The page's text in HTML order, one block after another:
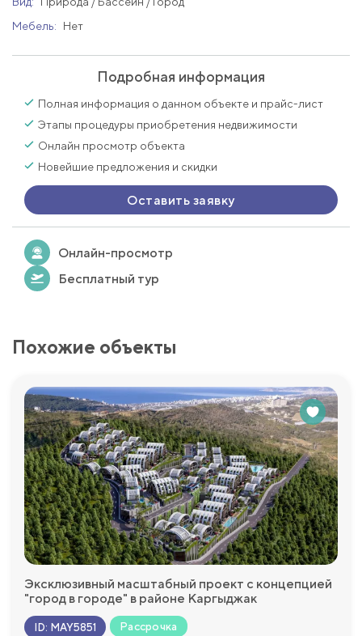
Мебель:
Нет
Подробная информация
Полная информация о данном объекте и прайс-лист
Этапы процедуры приобретения недвижимости
Онлайн просмотр объекта
Новейшие предложения и скидки
Оставить заявку
Онлайн-просмотр
Бесплатный тур
Похожие объекты
Эксклюзивный масштабный проект с концепцией
"город в городе" в районе Каргыджак
ID: MAY5851 Рассрочка